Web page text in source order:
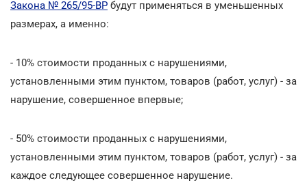
Закона № 265/95-ВР будут применяться в уменьшенных
размерах, а именно:
- 10% стоимости проданных с нарушениями,
установленными этим пунктом, товаров (работ, услуг) - за
нарушение, совершенное впервые;
- 50% стоимости проданных с нарушениями,
установленными этим пунктом, товаров (работ, услуг) - за
каждое следующее совершенное нарушение.